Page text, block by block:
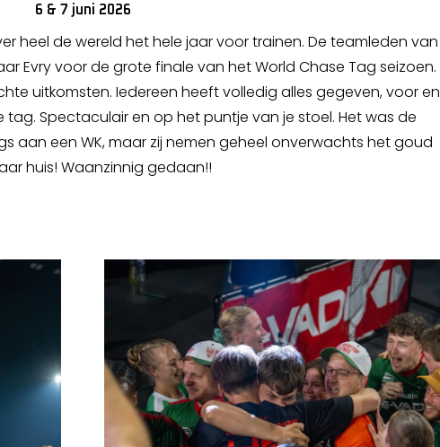
6 & 7 juni 2026
heel de wereld het hele jaar voor trainen. De teamleden van
Evry voor de grote finale van het World Chase Tag seizoen.
uitkomsten. Iedereen heeft volledig alles gegeven, voor en
Spectaculair en op het puntje van je stoel. Het was de
aan een WK, maar zij nemen geheel onverwachts het goud
huis! Waanzinnig gedaan!!